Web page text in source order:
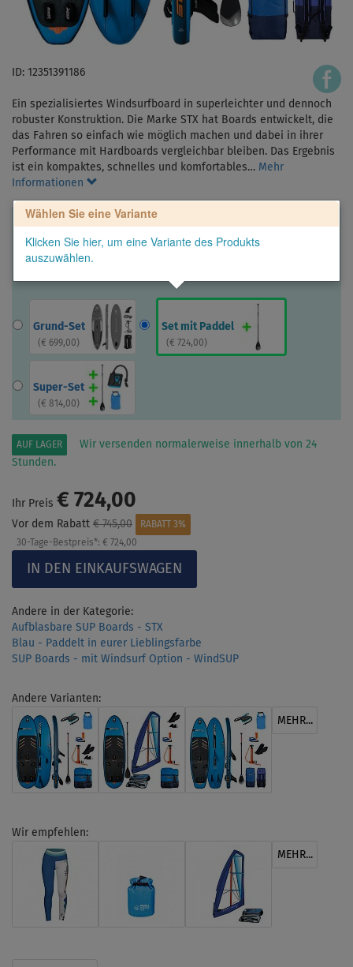
ID: 12351391186
Ein spezialisiertes Windsurfboard in superleichter und dennoch
robuster Konstruktion. Die Marke STX hat Boards entwickelt, die
das Fahren so einfach wie möglich machen und dabei in ihrer
Performance mit Hardboards vergleichbar bleiben. Das Ergebnis
ist ein kompaktes, schnelles und komfortables… Mehr
Informationen
Wählen Sie eine Variante
Klicken Sie hier, um eine Variante des Produkts
auszuwählen.
Grund-Set
( € 699,00)
Set mit Paddel
( € 724,00)
Super-Set
( € 814,00)
AUF LAGER
Wir versenden normalerweise innerhalb von 24
Stunden.
Ihr Preis € 724,00
Vor dem Rabatt € 745,00
RABATT 3%
30-Tage-Bestpreis*: € 724,00
Andere in der Kategorie:
Aufblasbare SUP Boards - STX
Blau - Paddelt in eurer Lieblingsfarbe
SUP Boards - mit Windsurf Option - WindSUP
Andere Varianten:
MEHR...
Wir empfehlen:
MEHR...